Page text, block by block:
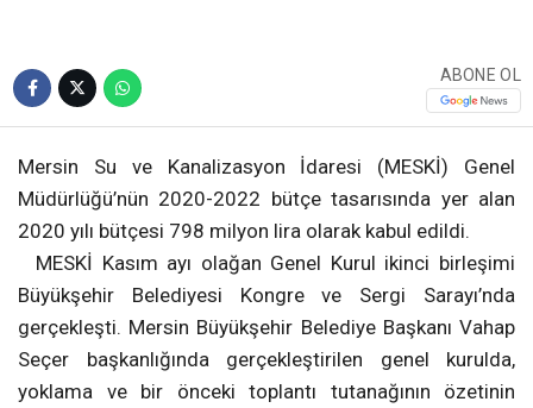
ABONE OL
Mersin Su ve Kanalizasyon İdaresi (MESKİ) Genel
Müdürlüğü’nün 2020-2022 bütçe tasarısında yer alan
2020 yılı bütçesi 798 milyon lira olarak kabul edildi.
MESKİ Kasım ayı olağan Genel Kurul ikinci birleşimi
Büyükşehir Belediyesi Kongre ve Sergi Sarayı’nda
gerçekleşti. Mersin Büyükşehir Belediye Başkanı Vahap
Seçer başkanlığında gerçekleştirilen genel kurulda,
yoklama ve bir önceki toplantı tutanağının özetinin